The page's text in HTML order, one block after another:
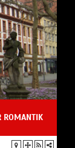
ROMANTIK